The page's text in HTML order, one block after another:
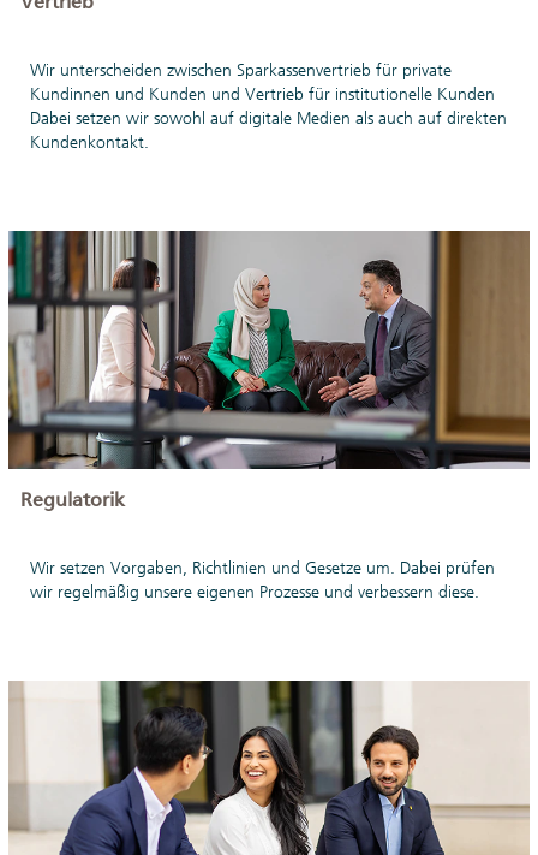
Wir unterscheiden zwischen Sparkassenvertrieb für private
Kundinnen und Kunden und Vertrieb für institutionelle Kunden
Dabei setzen wir sowohl auf digitale Medien als auch auf direkten
Kundenkontakt.
Regulatorik
Wir setzen Vorgaben, Richtlinien und Gesetze um. Dabei prüfen
wir regelmäßig unsere eigenen Prozesse und verbessern diese.